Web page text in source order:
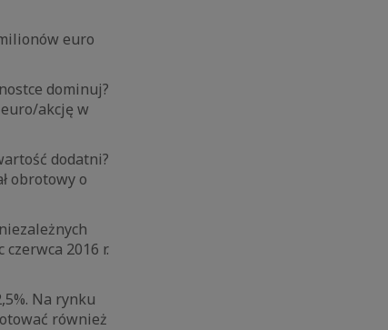
euro
dominuj?
akcję w
dodatni?
obrotowy o
2016 r.
Na rynku
również